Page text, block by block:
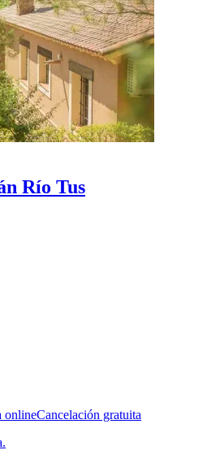
Río Tus
onlineCancelación gratuita